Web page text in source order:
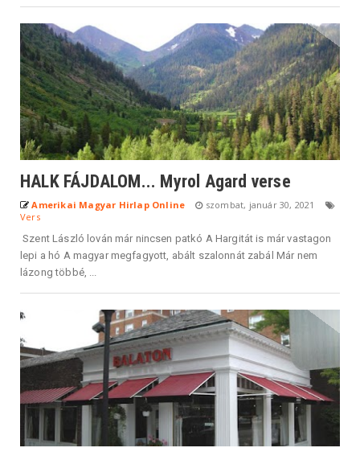
HALK FÁJDALOM... Myrol Agard verse
Amerikai Magyar Hirlap Online
szombat, január 30, 2021
Vers
Szent László lován már nincsen patkó A Hargitát is már vastagon
lepi a hó A magyar megfagyott, abált szalonnát zabál Már nem
lázong többé, ...